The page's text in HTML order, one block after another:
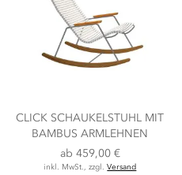
CLICK SCHAUKELSTUHL MIT
BAMBUS ARMLEHNEN
ab 459,00 €
inkl. MwSt., zzgl.Versand